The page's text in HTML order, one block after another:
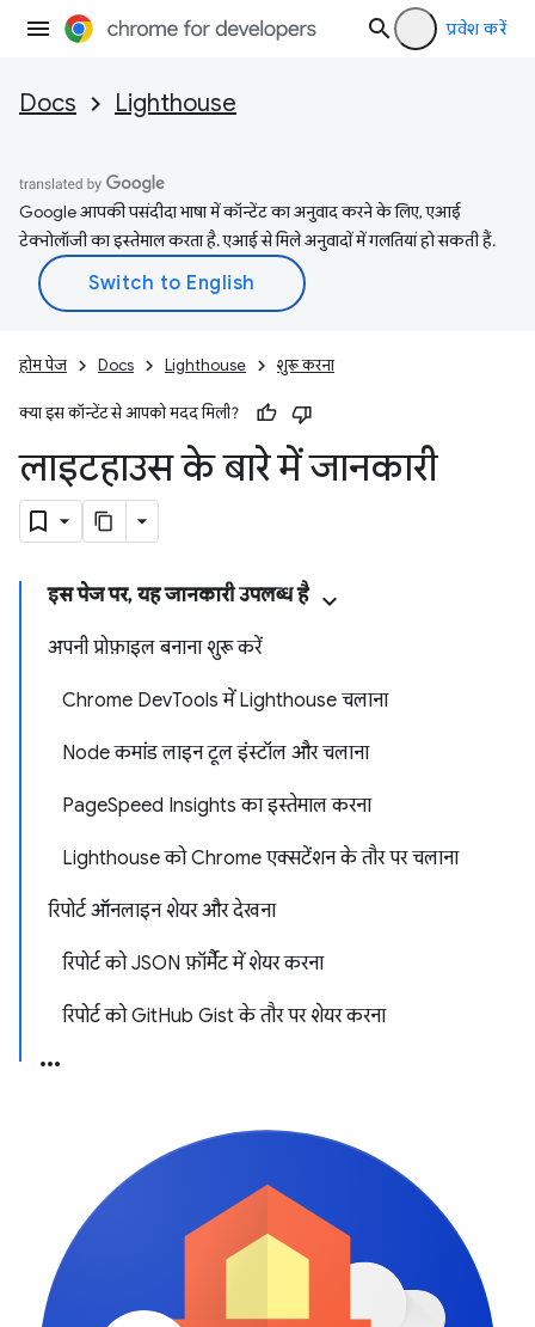
प्रवेश करें
Docs Lighthouse
Google आपकी पसंदीदा भाषा में कॉन्टेंट का अनुवाद करने के लिए, एआई
टेक्नोलॉजी का इस्तेमाल करता है. एआई से मिले अनुवादों में गलतियां हो सकती हैं.
होम पेज Docs Lighthouse शुरू करना
क्या इस कॉन्टेंट से आपको मदद मिली?
लाइटहाउस के बारे में जानकारी
इस पेज पर, यह जानकारी उपलब्ध है
अपनी प्रोफ़ाइल बनाना शुरू करें
Chrome DevTools में Lighthouse चलाना
Node कमांड लाइन टूल इंस्टॉल और चलाना
PageSpeed Insights का इस्तेमाल करना
Lighthouse को Chrome एक्सटेंशन के तौर पर चलाना
रिपोर्ट ऑनलाइन शेयर और देखना
रिपोर्ट को JSON फ़ॉर्मैट में शेयर करना
रिपोर्ट को GitHub Gist के तौर पर शेयर करना